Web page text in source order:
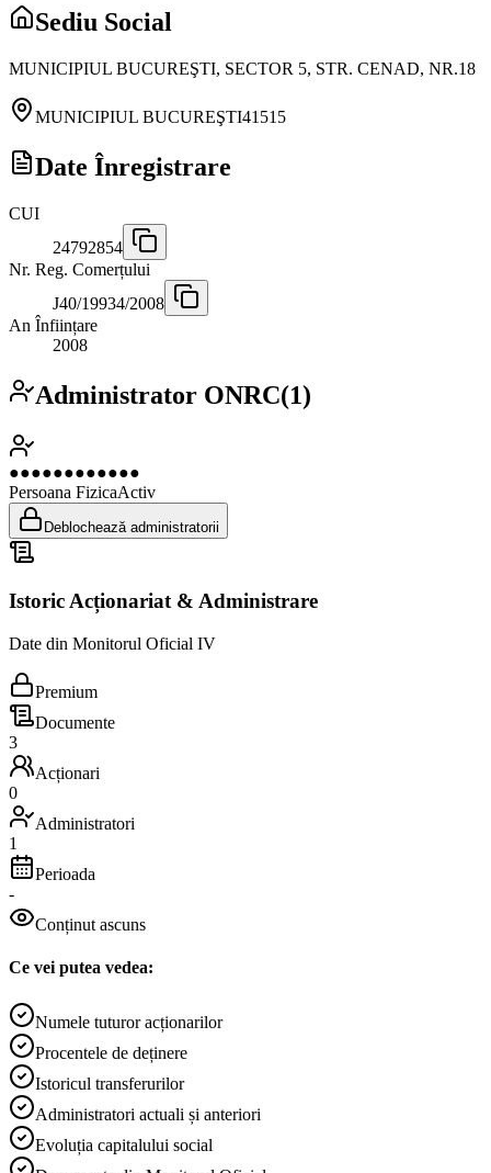
Sediu Social
MUNICIPIUL BUCUREŞTI, SECTOR 5, STR. CENAD, NR.18
MUNICIPIUL BUCUREŞTI41515
Date Înregistrare
CUI
24792854
Nr. Reg. Comerțului
J40/19934/2008
An Înființare
2008
Administrator ONRC(1)
●●●●●●●●●●●●
Persoana FizicaActiv
Deblochează administratorii
Istoric Acționariat & Administrare
Date din Monitorul Oficial IV
Premium
Documente
3
Acționari
0
Administratori
1
Perioada
-
Conținut ascuns
Ce vei putea vedea:
Numele tuturor acționarilor
Procentele de deținere
Istoricul transferurilor
Administratori actuali și anteriori
Evoluția capitalului social